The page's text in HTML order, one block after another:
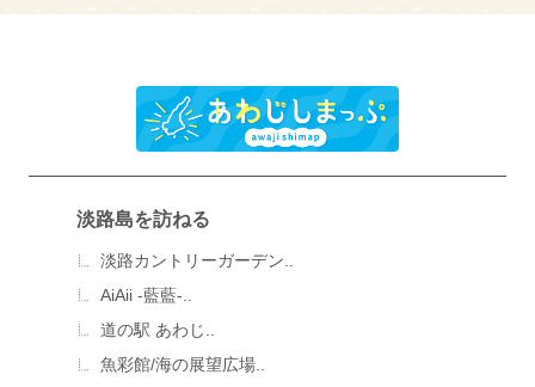
淡路島を訪ねる
淡路カントリーガーデン..
AiAii -藍藍-..
道の駅 あわじ..
魚彩館/海の展望広場..